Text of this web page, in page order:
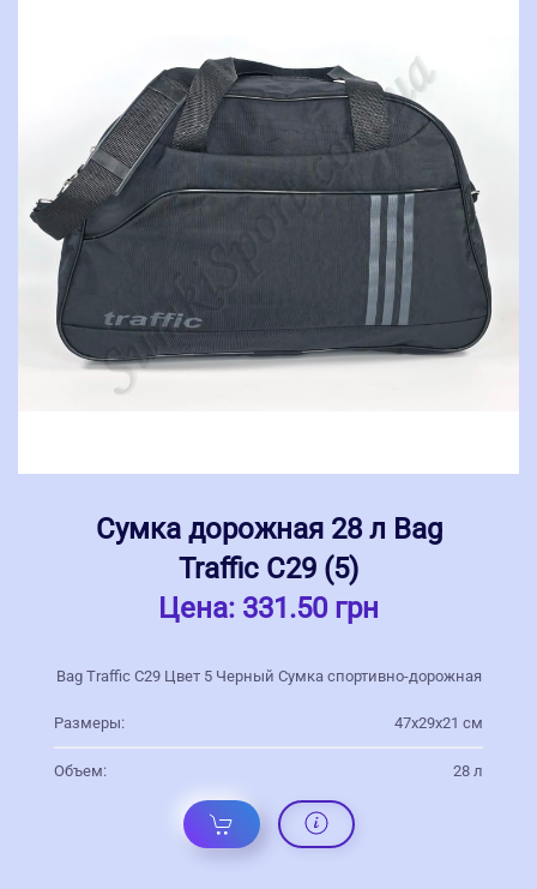
Сумка дорожная 28 л Bag
Traffic С29 (5)
Цена: 331.50 грн
Bag Traffic С29 Цвет 5 Черный Сумка спортивно-дорожная
Размеры: 47х29х21 см
Объем: 28 л